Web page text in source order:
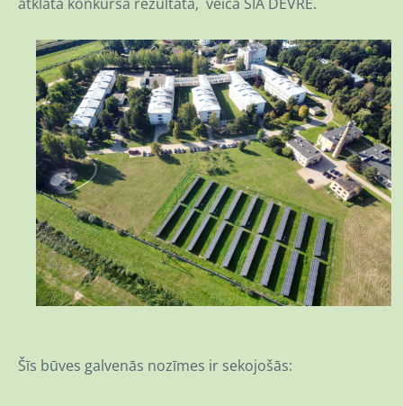
Šīs būves galvenās nozīmes ir sekojošās: